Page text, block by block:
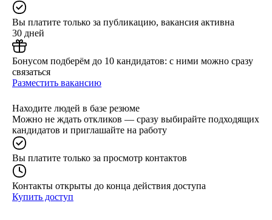
Вы платите только за публикацию, вакансия активна
30 дней
Бонусом подберём до 10 кандидатов: с ними можно сразу
связаться
Разместить вакансию
Находите людей в базе резюме
Можно не ждать откликов — сразу выбирайте подходящих
кандидатов и приглашайте на работу
Вы платите только за просмотр контактов
Контакты открыты до конца действия доступа
Купить доступ